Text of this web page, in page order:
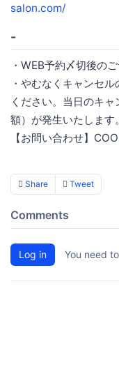
salon.com/
-
・WEB予約〆切後の
・やむなくキャンセ
ください。当日のキ
額）が発生いたします。
【お問い合わせ】
Share Tweet
Comments
Log in You need